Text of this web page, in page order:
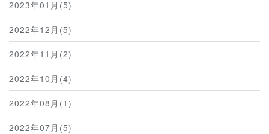
2023年01月(5)
2022年12月(5)
2022年11月(2)
2022年10月(4)
2022年08月(1)
2022年07月(5)